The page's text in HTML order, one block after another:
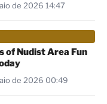
de 2026 14:47
of Nudist Area Fun
de 2026 00:49